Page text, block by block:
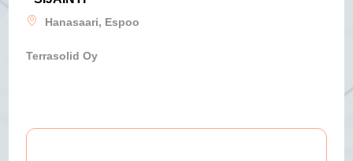
Hanasaari, Espoo
Terrasolid Oy